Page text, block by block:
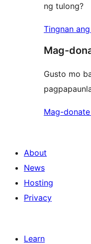
ng tulong?
Tingnan
Mag-
Gusto mo
Mag-
About
News
Hosting
Privacy
Learn